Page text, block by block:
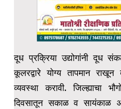
दूध प्रक्रिया उद्योगांनी दूध
कूलरद्वारे योग्य तापमान राखून
व्यवस्था करावी. जिल्ह्याचा
दिवसातून सकाळ व सायंकाळ